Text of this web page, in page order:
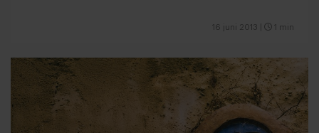
16 juni 2013 1 min